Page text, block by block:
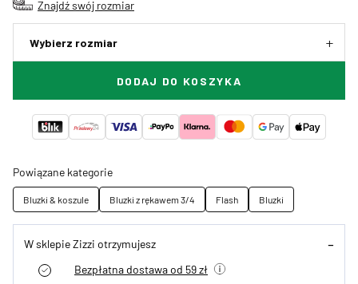
Znajdź swój rozmiar
Wybierz rozmiar
DODAJ DO KOSZYKA
Powiązane kategorie
Bluzki & koszule Bluzki z rękawem 3/4 Flash Bluzki
W sklepie Zizzi otrzymujesz
Bezpłatna dostawa od 59 zł